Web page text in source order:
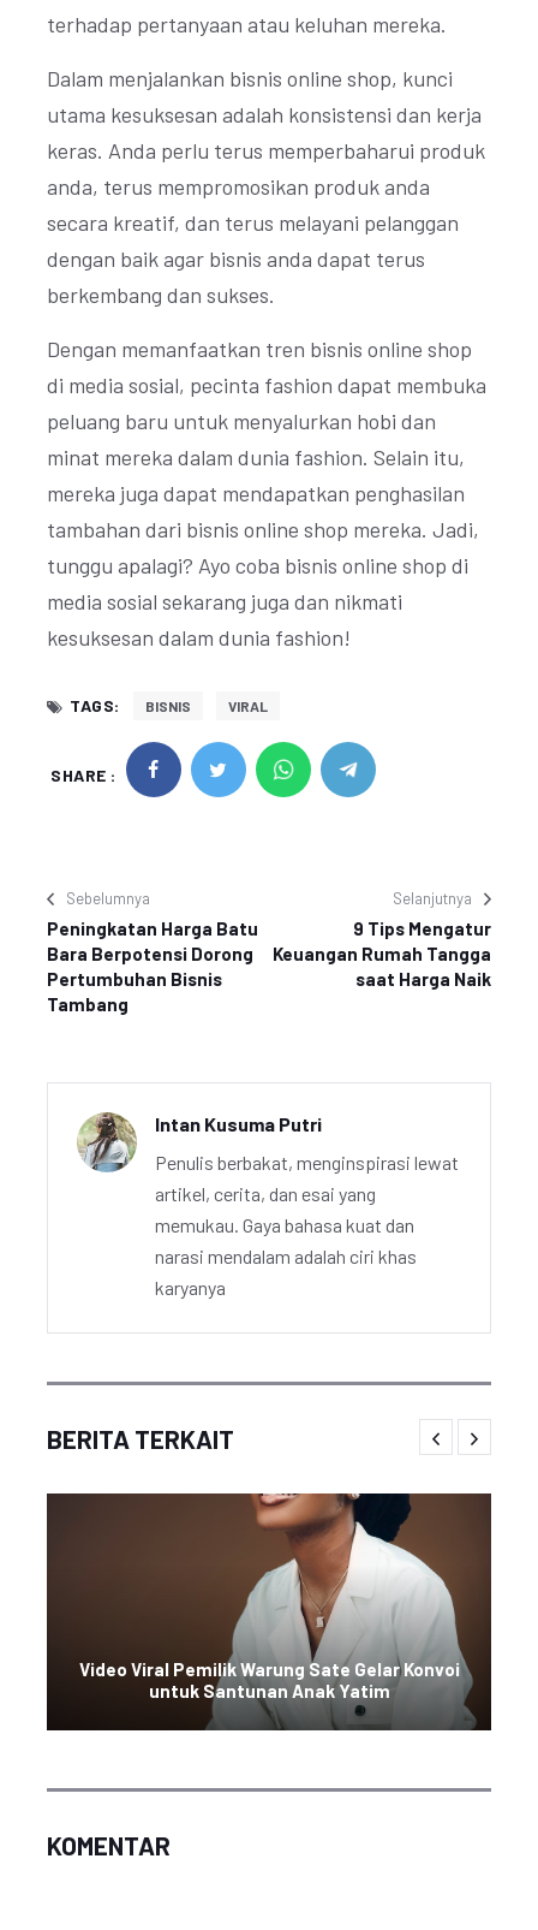
terhadap pertanyaan atau keluhan mereka.
Dalam menjalankan bisnis online shop, kunci
utama kesuksesan adalah konsistensi dan kerja
keras. Anda perlu terus memperbaharui produk
anda, terus mempromosikan produk anda
secara kreatif, dan terus melayani pelanggan
dengan baik agar bisnis anda dapat terus
berkembang dan sukses.
Dengan memanfaatkan tren bisnis online shop
di media sosial, pecinta fashion dapat membuka
peluang baru untuk menyalurkan hobi dan
minat mereka dalam dunia fashion. Selain itu,
mereka juga dapat mendapatkan penghasilan
tambahan dari bisnis online shop mereka. Jadi,
tunggu apalagi? Ayo coba bisnis online shop di
media sosial sekarang juga dan nikmati
kesuksesan dalam dunia fashion!
TAGS: BISNIS VIRAL
SHARE :
Sebelumnya
Peningkatan Harga Batu
Bara Berpotensi Dorong
Pertumbuhan Bisnis
Tambang
Selanjutnya
9 Tips Mengatur
Keuangan Rumah Tangga
saat Harga Naik
Intan Kusuma Putri
Penulis berbakat, menginspirasi lewat
artikel, cerita, dan esai yang
memukau. Gaya bahasa kuat dan
narasi mendalam adalah ciri khas
karyanya
BERITA TERKAIT
Video Viral Pemilik Warung Sate Gelar Konvoi
untuk Santunan Anak Yatim
KOMENTAR